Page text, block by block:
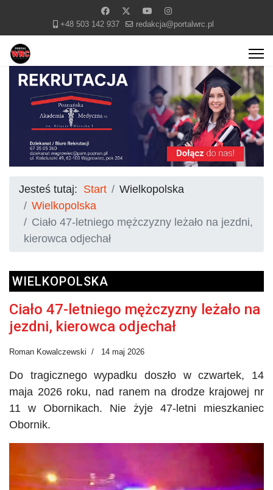
+48 503 142 937 redakcja@portalwrc.pl
Jesteś tutaj: Start
Wielkopolska
Wielkopolska
Ciało 47-letniego mężczyzny leżało na jezdni,
kierowca odjechał
WIELKOPOLSKA
Ciało 47-letniego mężczyzny leżało na
jezdni, kierowca odjechał
Roman Kowalczewski 14 maj 2026
Do tragicznego wypadku doszło w czwartek, 14
maja 2026 roku, nad ranem na drodze krajowej nr
11 w Obornikach. Nie żyje 47-letni mieszkaniec
Obornik.